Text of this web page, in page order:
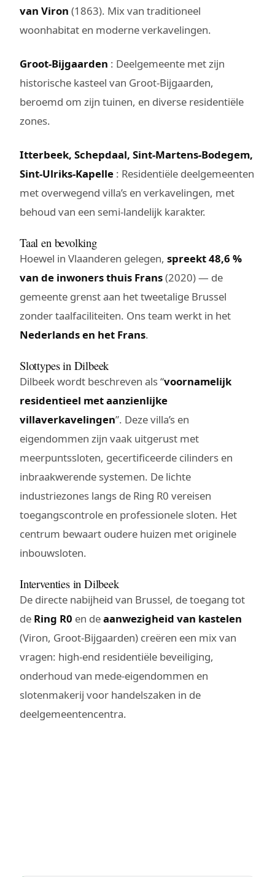
van Viron (1863). Mix van traditioneel
woonhabitat en moderne verkavelingen.
Groot-Bijgaarden : Deelgemeente met zijn
historische kasteel van Groot-Bijgaarden,
beroemd om zijn tuinen, en diverse residentiële
zones.
Itterbeek, Schepdaal, Sint-Martens-Bodegem,
Sint-Ulriks-Kapelle : Residentiële deelgemeenten
met overwegend villa’s en verkavelingen, met
behoud van een semi-landelijk karakter.
Taal en bevolking
Hoewel in Vlaanderen gelegen, spreekt 48,6 %
van de inwoners thuis Frans(2020) — de
gemeente grenst aan het tweetalige Brussel
zonder taalfaciliteiten. Ons team werkt in het
Nederlands en het Frans.
Slottypes in Dilbeek
Dilbeek wordt beschreven als “voornamelijk
residentieel met aanzienlijke
villaverkavelingen”. Deze villa’s en
eigendommen zijn vaak uitgerust met
meerpuntssloten, gecertificeerde cilinders en
inbraakwerende systemen. De lichte
industriezones langs de Ring R0 vereisen
toegangscontrole en professionele sloten. Het
centrum bewaart oudere huizen met originele
inbouwsloten.
Interventies in Dilbeek
De directe nabijheid van Brussel, de toegang tot
de Ring R0 en deaanwezigheid van kastelen
(Viron, Groot-Bijgaarden) creëren een mix van
vragen: high-end residentiële beveiliging,
onderhoud van mede-eigendommen en
slotenmakerij voor handelszaken in de
deelgemeentencentra.